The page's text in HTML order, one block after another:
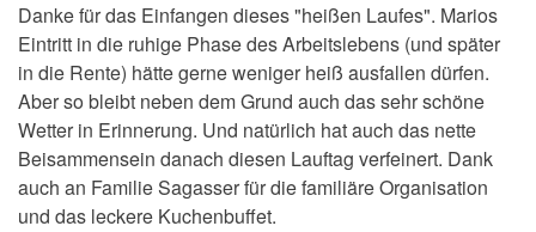
Danke für das Einfangen dieses "heißen Laufes". Marios
Eintritt in die ruhige Phase des Arbeitslebens (und später
in die Rente) hätte gerne weniger heiß ausfallen dürfen.
Aber so bleibt neben dem Grund auch das sehr schöne
Wetter in Erinnerung. Und natürlich hat auch das nette
Beisammensein danach diesen Lauftag verfeinert. Dank
auch an Familie Sagasser für die familiäre Organisation
und das leckere Kuchenbuffet.